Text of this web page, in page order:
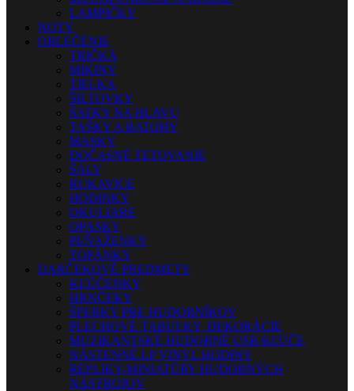
LAMPIČKY
NOTY
OBLEČENIE
TRIČKÁ
MIKINY
TIELKA
ŠILTOVKY
ŠATKY NA HLAVU
TAŠKY A BATOHY
MASKY
DOČASNÉ TETOVANIE
ŠÁLY
RUKAVICE
HODINKY
OKULIARE
OPASKY
PEŇAŽENKY
TOPÁNKY
DARČEKOVÉ PREDMETY
KĽÚČENKY
HRNČEKY
ŠPERKY PRE HUDOBNÍKOV
PLECHOVÉ TABUĽKY, DEKORÁCIE
MUZIKANTSKÉ HUDOBNÉ USB KĽÚČE
NÁSTENNÉ LP VINYL HODINY
REPLIKY-MINIATÚRY HUDOBNÝCH
NÁSTROJOV